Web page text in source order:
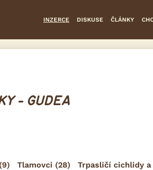
INZERCE DISKUSE ČLÁNKY
- GUDEA
(9) Tlamovci (28) Trpasličí cichlidy